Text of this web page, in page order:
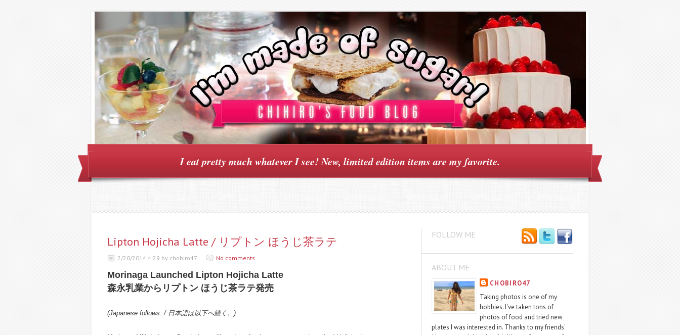
I eat pretty much whatever I see! New, limited edition items are my favorite.
Lipton Hojicha Latte / リプトン ほうじ茶ラテ
2/20/2014 4:29 by chobiro47 No comments
Morinaga Launched Lipton Hojicha Latte
森永乳業からリプトン ほうじ茶ラテ発売
(Japanese follows. / 日本語は以下へ続く。)
FOLLOW ME
ABOUT ME
CHOBIRO47
Taking photos is one of my
hobbies. I've taken tons of
photos of food and tried new
plates I was interested in. Thanks to my friends'